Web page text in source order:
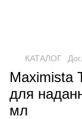
КАТАЛОГ
Maximista
для
мл